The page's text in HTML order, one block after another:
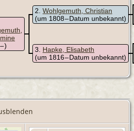
)
2 Wohlgemuth, Christian
(um 1808 – Datum unbekannt)
3
Hapke, Elisabeth
(um 1816 – Datum unbekannt)